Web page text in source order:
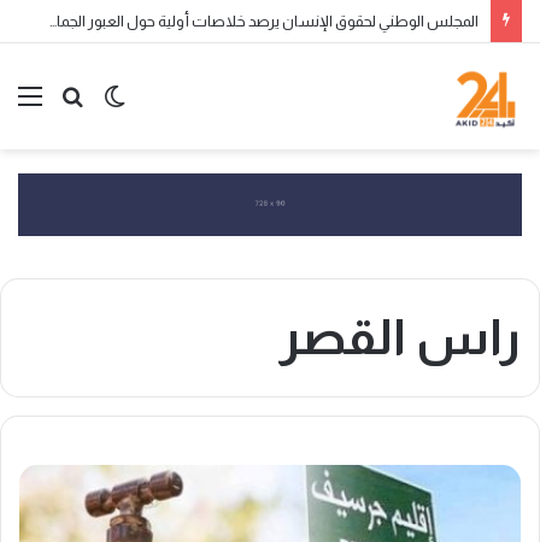
المجلس الوطني لحقوق الإنسان يرصد خلاصات أولية حول العبور الجماعي إلى سبتة ومليلية ويحذر من التضليل الرقمي وانتهاكات الحقوق
بحث
الوضع
راس القصر